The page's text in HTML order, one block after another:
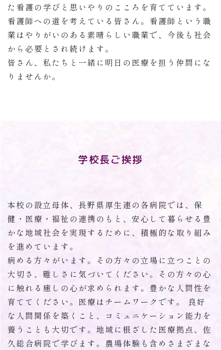
た看護の学びと思いやりのこころを育てています。
看護師への道を考えている皆さん。看護師という職
業はやりがいのある素晴らしい職業で、今後も社会
から必要とされ続けます。
皆さん、私たちと一緒に明日の医療を担う仲間にな
りませんか。
学校長ご挨拶
本校の設立母体、長野県厚生連の各病院では、保
健・医療・福祉の連携のもと、安心して暮らせる豊
かな地域社会を実現するために、積極的な取り組み
を進めています。
病める方々がいます。その方々の立場に立つことの
大切さ、難しさに気づいてください。その方々の心
に触れる癒しの心が求められます。豊かな人間性を
育ててください。医療はチームワークです。 良好
な人間関係を築くこと、コミュニケーション能力を
養うことも大切です。地域に根ざした医療拠点、佐
久総合病院で学びます。農場体験も含めさまざまな